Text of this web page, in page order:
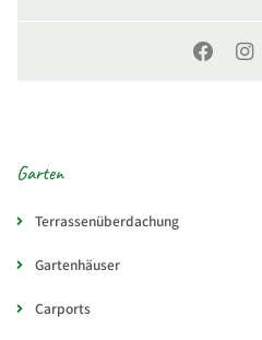
Garten
Terrassenüberdachung
Gartenhäuser
Carports